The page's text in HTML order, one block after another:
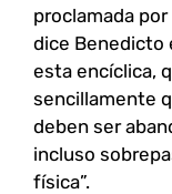
proclamada
dice Benedicto
esta encíclica,
sencillamente
deben ser
incluso
física”.